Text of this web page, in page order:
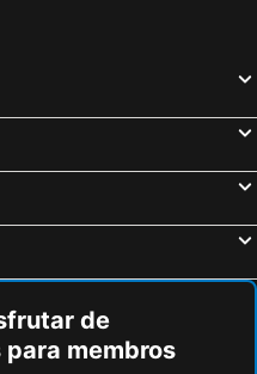
de
membros